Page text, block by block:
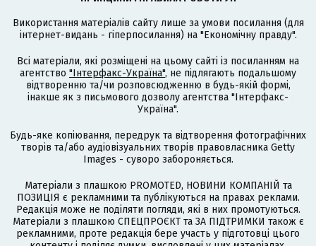
Використання матеріалів сайту лише за умови посилання (для
інтернет-видань - гіперпосилання) на "Економічну правду".
Всі матеріали, які розміщені на цьому сайті із посиланням на
агентство "Інтерфакс-Україна", не підлягають подальшому
відтворенню та/чи розповсюдженню в будь-якій формі,
інакше як з письмового дозволу агентства "Інтерфакс-
Україна".
Будь-яке копіювання, передрук та відтворення фотографічних
творів та/або аудіовізуальних творів правовласника Getty
Images - суворо забороняється.
Матеріали з плашкою PROMOTED, НОВИНИ КОМПАНІЙ та
ПОЗИЦІЯ є рекламними та публікуються на правах реклами.
Редакція може не поділяти погляди, які в них промотуються.
Матеріали з плашкою СПЕЦПРОЄКТ та ЗА ПІДТРИМКИ також є
рекламними, проте редакція бере участь у підготовці цього